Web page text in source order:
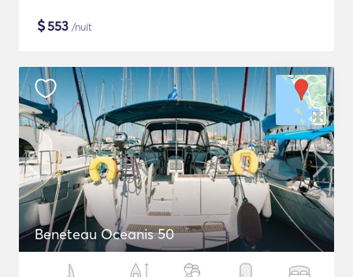
$553 /nuit
Beneteau Oceanis 50